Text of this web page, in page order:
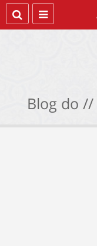
Blog do //